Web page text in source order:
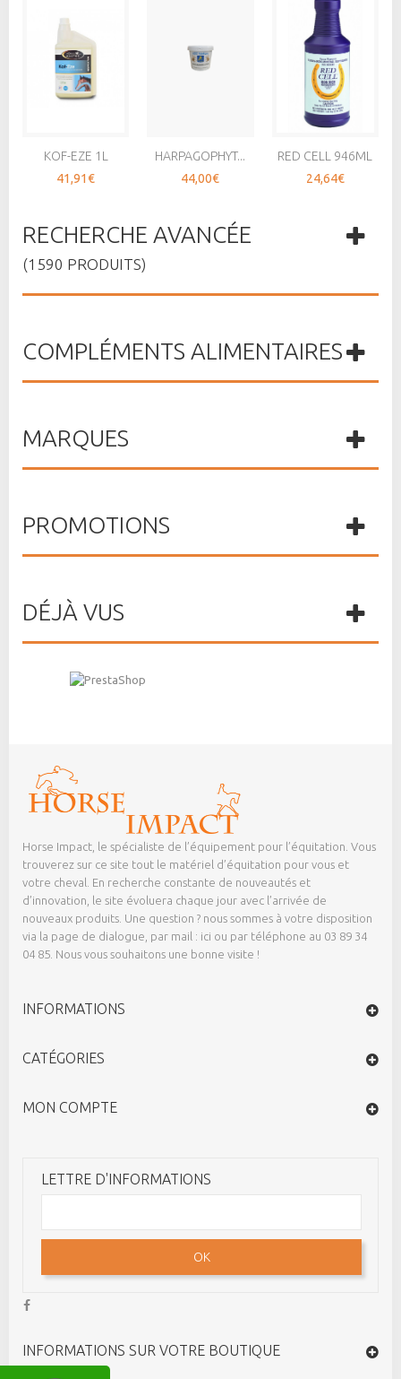
KOF-EZE 1L
41,91€
HARPAGOPHYT...
44,00€
RED CELL 946ML
24,64€
RECHERCHE AVANCÉE
(1590 PRODUITS)
COMPLÉMENTS ALIMENTAIRES
MARQUES
PROMOTIONS
DÉJÀ VUS
Horse Impact, le spécialiste de l’équipement pour l’équitation. Vous
trouverez sur ce site tout le matériel d’équitation pour vous et
votre cheval. En recherche constante de nouveautés et
d’innovation, le site évoluera chaque jour avec l’arrivée de
nouveaux produits. Une question ? nous sommes à votre disposition
via la page de dialogue, par mail : ici ou par téléphone au 03 89 34
04 85. Nous vous souhaitons une bonne visite !
INFORMATIONS
CATÉGORIES
MON COMPTE
LETTRE D'INFORMATIONS
OK
INFORMATIONS SUR VOTRE BOUTIQUE